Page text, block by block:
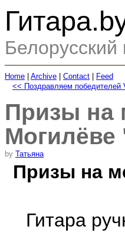
Белорусский
Home Archive Contact
Feed
<< Поздравляем победителей
Призы на
Могилёве
by Татьяна
Призы на
Гитара